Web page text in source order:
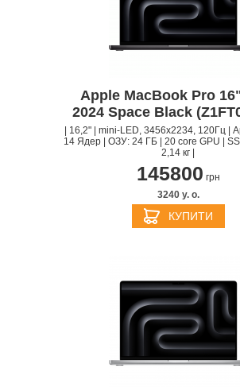
Apple MacBook Pro
2024 Space Black
| 16,2" | mini-LED, 3456x2234, 120Гц |
14 Ядер | ОЗУ: 24 ГБ | 20 core GPU |
2,14 кг |
145800 грн
3240 y. о.
КУПИТИ